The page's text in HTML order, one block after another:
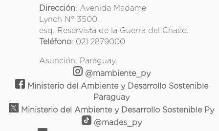
Dirección: Avenida Madame
Lynch N° 3500.
esq. Reservista de la Guerra del Chaco.
Teléfono: 021 2879000
Asunción, Paraguay.
@mambiente_py
Ministerio del Ambiente y Desarrollo Sostenible
Paraguay
Ministerio del Ambiente y Desarrollo Sostenible Py
@mades_py